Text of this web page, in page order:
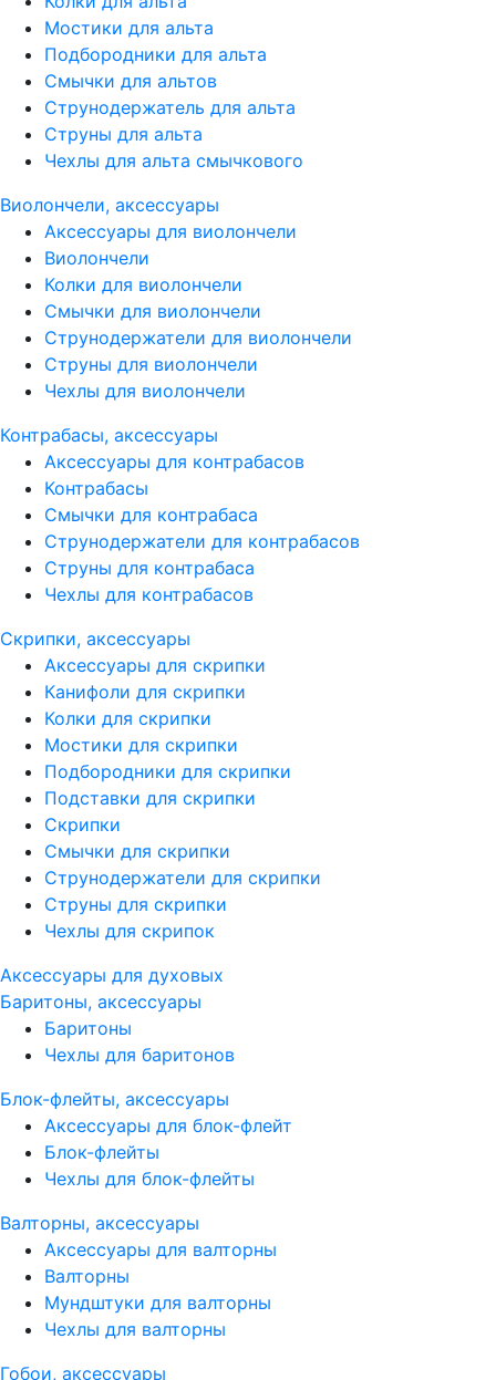
Мостики для альта
Подбородники для альта
Смычки для альтов
Струнодержатель для альта
Струны для альта
Чехлы для альта смычкового
Виолончели, аксессуары
Аксессуары для виолончели
Виолончели
Колки для виолончели
Смычки для виолончели
Струнодержатели для виолончели
Струны для виолончели
Чехлы для виолончели
Контрабасы, аксессуары
Аксессуары для контрабасов
Контрабасы
Смычки для контрабаса
Струнодержатели для контрабасов
Струны для контрабаса
Чехлы для контрабасов
Скрипки, аксессуары
Аксессуары для скрипки
Канифоли для скрипки
Колки для скрипки
Мостики для скрипки
Подбородники для скрипки
Подставки для скрипки
Скрипки
Смычки для скрипки
Струнодержатели для скрипки
Струны для скрипки
Чехлы для скрипок
Аксессуары для духовых
Баритоны, аксессуары
Баритоны
Чехлы для баритонов
Блок-флейты, аксессуары
Аксессуары для блок-флейт
Блок-флейты
Чехлы для блок-флейты
Валторны, аксессуары
Аксессуары для валторны
Валторны
Мундштуки для валторны
Чехлы для валторны
Гобои, аксессуары